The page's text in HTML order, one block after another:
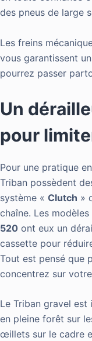
des pneus de large
Les freins
vous garantissent
pourrez passer
Un
pour
Pour une pratique
Triban possèdent
système « Clutch »
chaîne. Les
520 ont eux un
cassette pour
Tout est pensé que
concentrez sur
Le Triban gravel est
en pleine forêt sur
œillets sur le cadre